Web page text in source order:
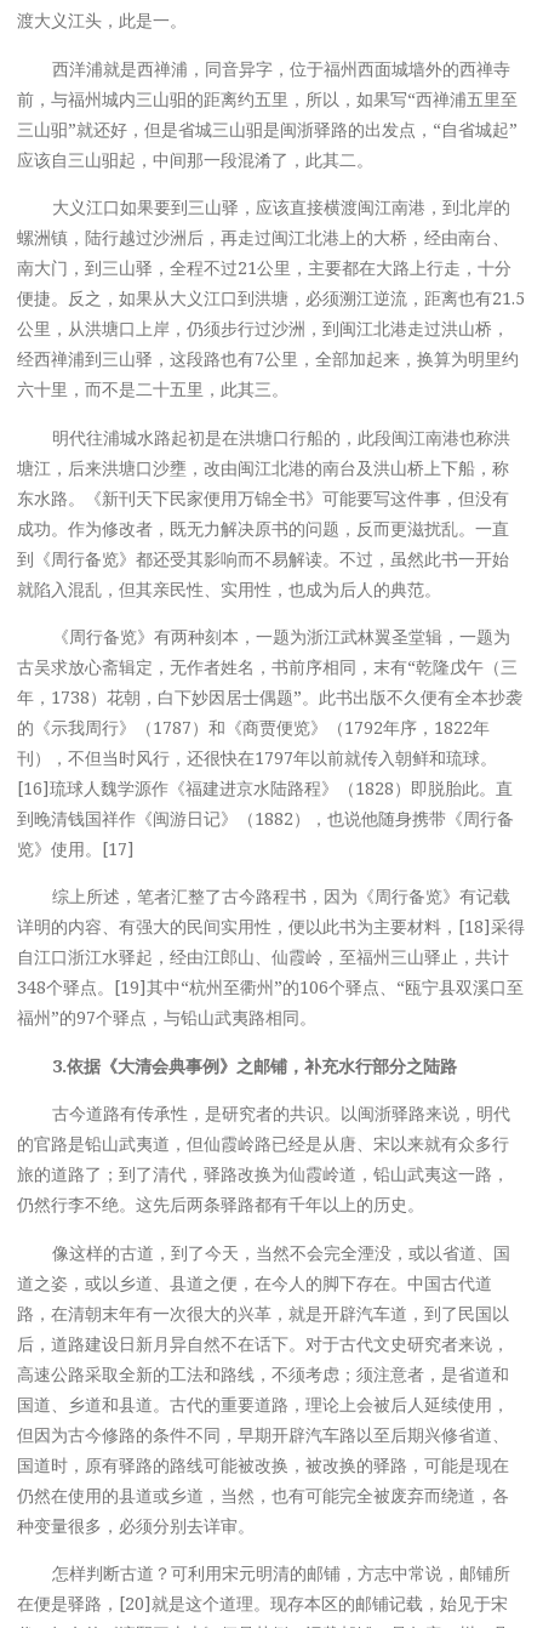
渡大义江头，此是一。
西洋浦就是西禅浦，同音异字，位于福州西面城墙外的西禅寺
前，与福州城内三山驲的距离约五里，所以，如果写“西禅浦五里至
三山驲”就还好，但是省城三山驲是闽浙驿路的出发点，“自省城起”
应该自三山驲起，中间那一段混淆了，此其二。
大义江口如果要到三山驿，应该直接横渡闽江南港，到北岸的
螺洲镇，陆行越过沙洲后，再走过闽江北港上的大桥，经由南台、
南大门，到三山驿，全程不过21公里，主要都在大路上行走，十分
便捷。反之，如果从大义江口到洪塘，必须溯江逆流，距离也有21.5
公里，从洪塘口上岸，仍须步行过沙洲，到闽江北港走过洪山桥，
经西禅浦到三山驿，这段路也有7公里，全部加起来，换算为明里约
六十里，而不是二十五里，此其三。
明代往浦城水路起初是在洪塘口行船的，此段闽江南港也称洪
塘江，后来洪塘口沙壅，改由闽江北港的南台及洪山桥上下船，称
东水路。《新刊天下民家便用万锦全书》可能要写这件事，但没有
成功。作为修改者，既无力解决原书的问题，反而更滋扰乱。一直
到《周行备览》都还受其影响而不易解读。不过，虽然此书一开始
就陷入混乱，但其亲民性、实用性，也成为后人的典范。
《周行备览》有两种刻本，一题为浙江武林翼圣堂辑，一题为
古吴求放心斋辑定，无作者姓名，书前序相同，末有“乾隆戊午（三
年，1738）花朝，白下妙因居士偶题”。此书出版不久便有全本抄袭
的《示我周行》（1787）和《商贾便览》（1792年序，1822年
刊），不但当时风行，还很快在1797年以前就传入朝鲜和琉球。
[16]琉球人魏学源作《福建进京水陆路程》（1828）即脱胎此。直
到晚清钱国祥作《闽游日记》（1882），也说他随身携带《周行备
览》使用。[17]
综上所述，笔者汇整了古今路程书，因为《周行备览》有记载
详明的内容、有强大的民间实用性，便以此书为主要材料，[18]采得
自江口浙江水驿起，经由江郎山、仙霞岭，至福州三山驿止，共计
348个驿点。[19]其中“杭州至衢州”的106个驿点、“瓯宁县双溪口至
福州”的97个驿点，与铅山武夷路相同。
3.依据《大清会典事例》之邮铺，补充水行部分之陆路
古今道路有传承性，是研究者的共识。以闽浙驿路来说，明代
的官路是铅山武夷道，但仙霞岭路已经是从唐、宋以来就有众多行
旅的道路了；到了清代，驿路改换为仙霞岭道，铅山武夷这一路，
仍然行李不绝。这先后两条驿路都有千年以上的历史。
像这样的古道，到了今天，当然不会完全湮没，或以省道、国
道之姿，或以乡道、县道之便，在今人的脚下存在。中国古代道
路，在清朝末年有一次很大的兴革，就是开辟汽车道，到了民国以
后，道路建设日新月异自然不在话下。对于古代文史研究者来说，
高速公路采取全新的工法和路线，不须考虑；须注意者，是省道和
国道、乡道和县道。古代的重要道路，理论上会被后人延续使用，
但因为古今修路的条件不同，早期开辟汽车路以至后期兴修省道、
国道时，原有驿路的路线可能被改换，被改换的驿路，可能是现在
仍然在使用的县道或乡道，当然，也有可能完全被废弃而绕道，各
种变量很多，必须分别去详审。
怎样判断古道？可利用宋元明清的邮铺，方志中常说，邮铺所
在便是驿路，[20]就是这个道理。现存本区的邮铺记载，始见于宋